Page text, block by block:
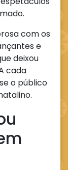
com os
e
deixou
cada
o público